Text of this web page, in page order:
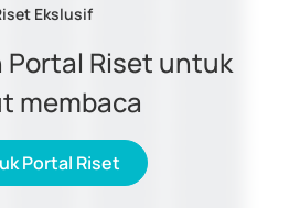
Ekslusif
Portal Riset untuk
membaca
Portal Riset